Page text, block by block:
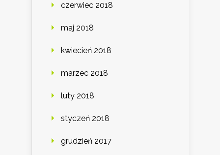
czerwiec 2018
maj 2018
kwiecień 2018
marzec 2018
luty 2018
styczeń 2018
grudzień 2017